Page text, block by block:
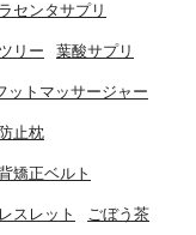
センタサプリ
リー 葉酸サプリ
ットマッサージャー
止枕
矯正ベルト
スレット ごぼう茶